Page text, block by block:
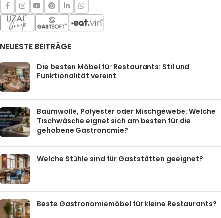
NEUESTE BEITRÄGE
Die besten Möbel für Restaurants: Stil und
Funktionalität vereint
Baumwolle, Polyester oder Mischgewebe: Welche
Tischwäsche eignet sich am besten für die
gehobene Gastronomie?
Welche Stühle sind für Gaststätten geeignet?
Beste Gastronomiemöbel für kleine Restaurants?